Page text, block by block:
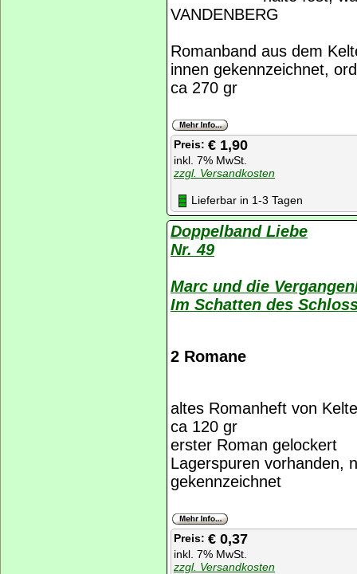
VANDENBERG
Romanband aus dem
innen gekennzeichnet,
ca 270 gr
Preis: € 1,90
inkl. 7% MwSt.
zzgl. Versandkosten
Lieferbar in 1-3 Tagen
Doppelband Liebe
Nr. 49
Marc und die
Im Schatten des
2 Romane
altes Romanheft von
ca 120 gr
erster Roman gelockert
Lagerspuren vorhanden,
gekennzeichnet
Preis: € 0,37
inkl. 7% MwSt.
zzgl. Versandkosten